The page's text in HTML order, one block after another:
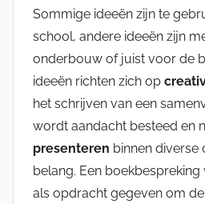
Sommige ideeën zijn te
school, andere ideeën zijn
onderbouw of juist voor de
ideeën richten zich op
het schrijven van een
wordt aandacht besteed en
presenteren binnen diverse
belang. Een
als opdracht gegeven om